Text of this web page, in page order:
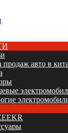
продаж авто в